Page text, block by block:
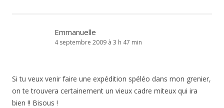
Emmanuelle
4 septembre 2009 à 3 h 47 min
Si tu veux venir faire une expédition spéléo dans mon grenier,
on te trouvera certainement un vieux cadre miteux qui ira
bien !! Bisous !